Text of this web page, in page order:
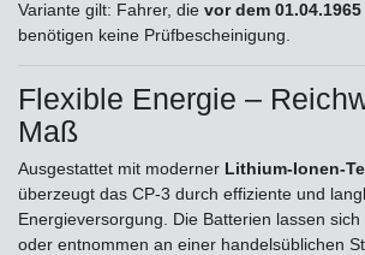
Variante gilt: Fahrer, die vor dem
benötigen keine Prüfbescheinigung.
Flexible Energie –
Maß
Ausgestattet mit moderner Lithium-Ionen-
überzeugt das CP-3 durch effiziente und
Energieversorgung. Die Batterien lassen
oder entnommen an einer handelsüblichen